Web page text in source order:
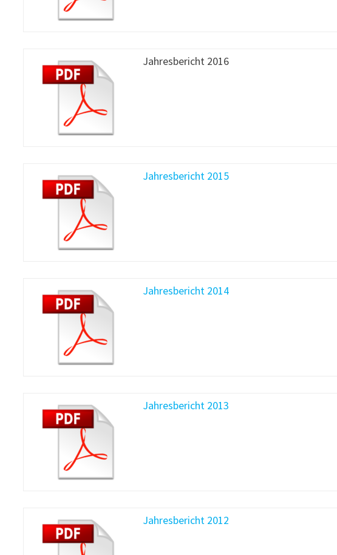
Jahresbericht 2016
Jahresbericht 2015
Jahresbericht 2014
Jahresbericht 2013
Jahresbericht 2012